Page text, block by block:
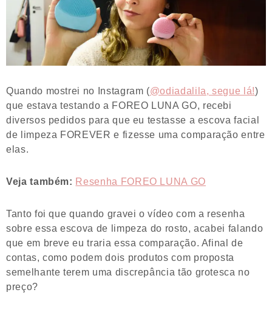
Quando mostrei no Instagram (@odiadalila, segue lá!)
que estava testando a FOREO LUNA GO, recebi
diversos pedidos para que eu testasse a escova facial
de limpeza FOREVER e fizesse uma comparação entre
elas.
Veja também: Resenha FOREO LUNA GO
Tanto foi que quando gravei o vídeo com a resenha
sobre essa escova de limpeza do rosto, acabei falando
que em breve eu traria essa comparação. Afinal de
contas, como podem dois produtos com proposta
semelhante terem uma discrepância tão grotesca no
preço?